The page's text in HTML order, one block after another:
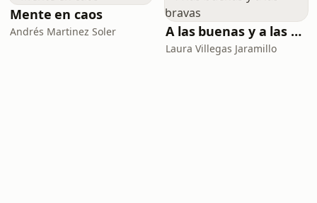
Mente en caos
Andrés Martinez Soler A las buenas y a las bravas
Laura Villegas Jaramillo